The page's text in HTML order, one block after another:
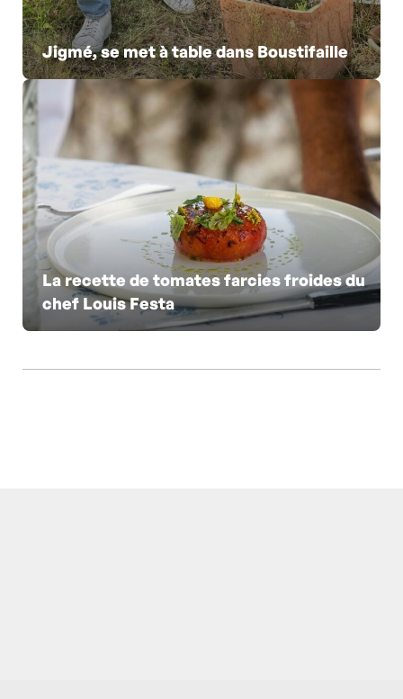
Jigmé, se met à table dans Boustifaille
La recette de tomates farcies froides du
chef Louis Festa